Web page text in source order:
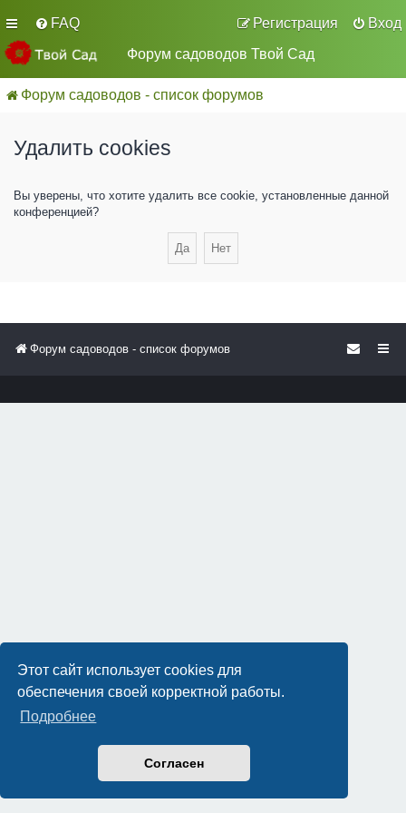
Этот сайт использует cookies для
обеспечения своей корректной работы.
Подробнее
Согласен
FAQ Вход
Регистрация
Форум садоводов Твой Сад
Форум садоводов - список форумов
Удалить cookies
Вы уверены, что хотите удалить все cookie, установленные данной
конференцией?
Форум садоводов - список форумов